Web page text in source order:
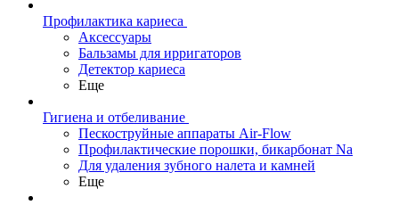
Профилактика кариеса
Аксессуары
Бальзамы для ирригаторов
Детектор кариеса
Еще
Гигиена и отбеливание
Пескоструйные аппараты Air-Flow
Профилактические порошки, бикарбонат Na
Для удаления зубного налета и камней
Еще